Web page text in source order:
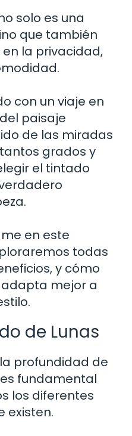
solo es una
que también
la privacidad,
con un viaje en
paisaje
de las miradas
grados y
el tintado
en este
todas
y cómo
mejor a
de Lunas
profundidad de
fundamental
los diferentes
existen.